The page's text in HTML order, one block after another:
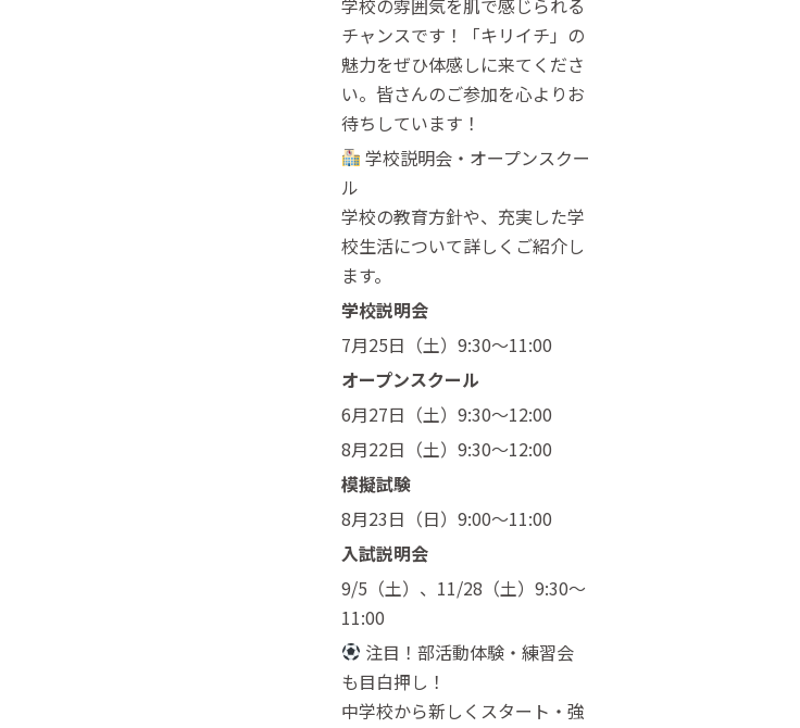
チャンスです！「キリイチ」の
魅力をぜひ体感しに来てくださ
い。皆さんのご参加を心よりお
待ちしています！
学校説明会・オープンスクー
ル
学校の教育方針や、充実した学
校生活について詳しくご紹介し
ます。
学校説明会
7月25日（土）9:30〜11:00
オープンスクール
6月27日（土）9:30〜12:00
8月22日（土）9:30〜12:00
模擬試験
8月23日（日）9:00〜11:00
入試説明会
9/5（土）、11/28（土）9:30〜
11:00
注目！部活動体験・練習会
も目白押し！
中学校から新しくスタート・強